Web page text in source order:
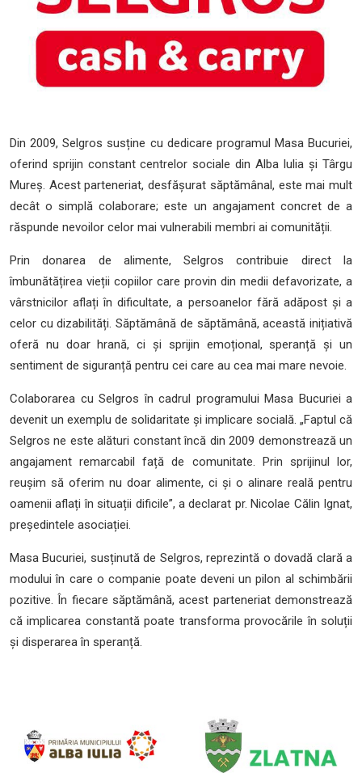
Din 2009, Selgros susține cu dedicare programul Masa Bucuriei,
oferind sprijin constant centrelor sociale din Alba Iulia și Târgu
Mureș. Acest parteneriat, desfășurat săptămânal, este mai mult
decât o simplă colaborare; este un angajament concret de a
răspunde nevoilor celor mai vulnerabili membri ai comunității.
Prin donarea de alimente, Selgros contribuie direct la
îmbunătățirea vieții copiilor care provin din medii defavorizate, a
vârstnicilor aflați în dificultate, a persoanelor fără adăpost și a
celor cu dizabilități. Săptămână de săptămână, această inițiativă
oferă nu doar hrană, ci și sprijin emoțional, speranță și un
sentiment de siguranță pentru cei care au cea mai mare nevoie.
Colaborarea cu Selgros în cadrul programului Masa Bucuriei a
devenit un exemplu de solidaritate și implicare socială. „Faptul că
Selgros ne este alături constant încă din 2009 demonstrează un
angajament remarcabil față de comunitate. Prin sprijinul lor,
reușim să oferim nu doar alimente, ci și o alinare reală pentru
oamenii aflați în situații dificile”, a declarat pr. Nicolae Călin Ignat,
președintele asociației.
Masa Bucuriei, susținută de Selgros, reprezintă o dovadă clară a
modului în care o companie poate deveni un pilon al schimbării
pozitive. În fiecare săptămână, acest parteneriat demonstrează
că implicarea constantă poate transforma provocările în soluții
și disperarea în speranță.